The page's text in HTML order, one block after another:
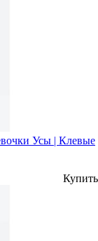
Усы | Клевые
Купить